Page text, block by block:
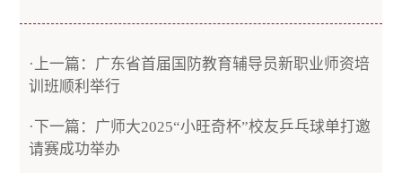
·上一篇：广东省首届国防教育辅导员新职业师资培
训班顺利举行
·下一篇：广师大2025“小旺奇杯”校友乒乓球单打邀
请赛成功举办